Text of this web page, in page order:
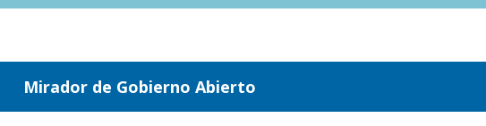
ir a contenido
ir al menú
Mirador de Gobierno Abierto